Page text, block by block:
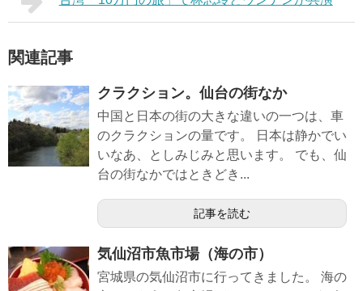
関連記事
クラクション。仙台の街なか
中国と日本の街の大きな違いの一つは、車
のクラクションの量です。 日本は静かでい
いなあ、としみじみと思います。 でも、仙
台の街なかではときどき...
記事を読む
気仙沼市魚市場（海の市）
宮城県の気仙沼市に行ってきました。 海の